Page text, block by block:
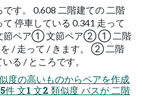
す。 0.608 二階建ての 二階
停車している 0.341 走って
文節ペア① 文節ペア② ① 二階
/ 走って / きます。 ② 二階
る / ところです。
度の高いものからペアを作成
件 文1 文2 類似度 バスが 二階